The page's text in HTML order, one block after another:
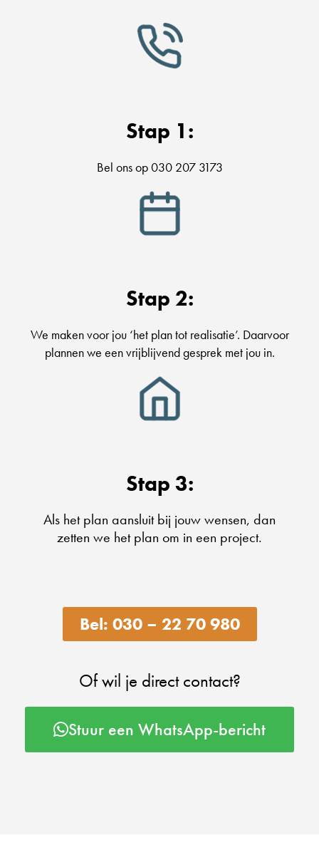
Stap 1:
Bel ons op 030 207 3173
Stap 2:
We maken voor jou ‘het plan tot realisatie’. Daarvoor
plannen we een vrijblijvend gesprek met jou in.
Stap 3:
Als het plan aansluit bij jouw wensen, dan
zetten we het plan om in een project.
Bel: 030 – 22 70 980
Of wil je direct contact?
Stuur een WhatsApp-bericht